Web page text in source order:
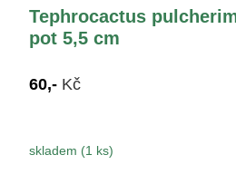
Tephrocactus
pot 5,5 cm
60,- Kč
skladem (1 ks)